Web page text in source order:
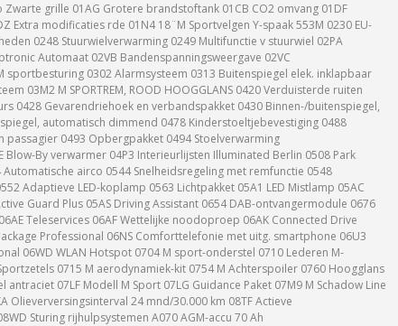
grille 01AG Grotere brandstoftank 01CB CO2 omvang 01DF
Extra modificaties rde 01N4 18¨M Sportvelgen Y-spaak 553M 0230 EU-
0248 Stuurwielverwarming 0249 Multifunctie v stuurwiel 02PA
Automaat 02VB Bandenspanningsweergave 02VC
sportbesturing 0302 Alarmsysteem 0313 Buitenspiegel elek. inklapbaar
03M2 M SPORTREM, ROOD HOOGGLANS 0420 Verduisterde ruiten
0428 Gevarendriehoek en verbandspakket 0430 Binnen-/buitenspiegel,
automatisch dimmend 0478 Kinderstoeltjebevestiging 0488
passagier 0493 Opbergpakket 0494 Stoelverwarming
Blow-By verwarmer 04P3 Interieurlijsten Illuminated Berlin 0508 Park
Automatische airco 0544 Snelheidsregeling met remfunctie 0548
Adaptieve LED-koplamp 0563 Lichtpakket 05A1 LED Mistlamp 05AC
Guard Plus 05AS Driving Assistant 0654 DAB-ontvangermodule 0676
Teleservices 06AF Wettelijke noodoproep 06AK Connected Drive
Professional 06NS Comforttelefonie met uitg. smartphone 06U3
06WD WLAN Hotspot 0704 M sport-onderstel 0710 Lederen M-
0715 M aerodynamiek-kit 0754 M Achterspoiler 0760 Hoogglans
antraciet 07LF Modell M Sport 07LG Guidance Paket 07M9 M Schadow Line
Olieverversingsinterval 24 mnd/30.000 km 08TF Actieve
Sturing rijhulpsystemen A070 AGM-accu 70 Ah